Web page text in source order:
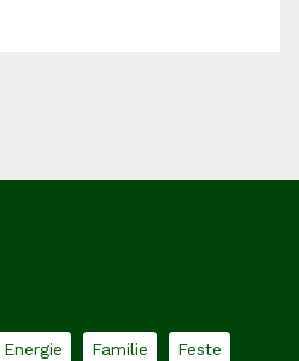
Energie Familie Feste